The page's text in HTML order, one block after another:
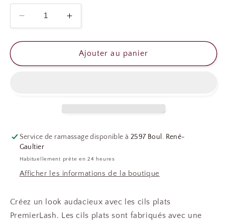
Réduire
la
quantité
CABARETS
14MM)
Augmenter
la
quantité
de
CABARETS
14MM)
Ajouter au panier
Service de ramassage disponible à 2597 Boul. René-
Gaultier
Habituellement prête en 24 heures
Afficher les informations de la boutique
Créez un look audacieux avec les cils plats
PremierLash. Les cils plats sont fabriqués avec une